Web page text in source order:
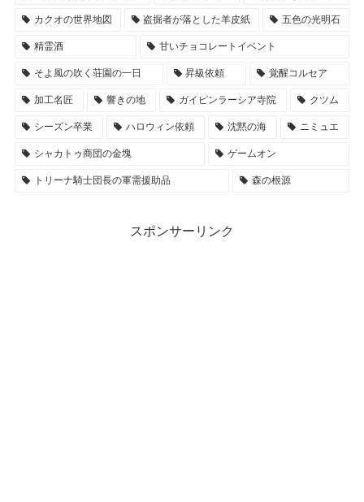
カクオの世界地図 盗掘者が落とした羊皮紙 五色の光明石
精霊酒 甘いチョコレートイベント
そよ風の吹く荘園の一日 昇級依頼 覚醒コルセア
加工名匠 響きの地 ガイピンラーシア寺院 クツム
シーズン卒業 ハロウィン依頼 沈黙の海 ニミュエ
シャカトゥ商団の金塊 ゲームオン
トリーナ騎士団長の軍需援助品 森の根源
スポンサーリンク